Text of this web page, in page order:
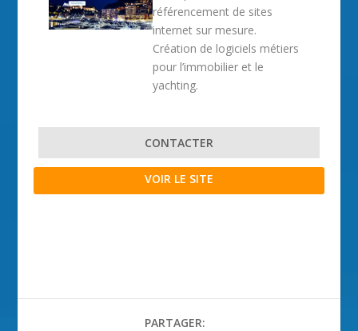
référencement de sites
internet sur mesure.
Création de logiciels métiers
pour l’immobilier et le
yachting.
CONTACTER
VOIR LE SITE
PARTAGER: